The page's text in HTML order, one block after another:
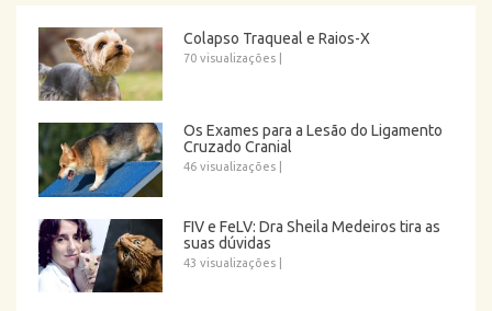
Colapso Traqueal e Raios-X
70 visualizações
Os Exames para a Lesão do Ligamento
Cruzado Cranial
46 visualizações
FIV e FeLV: Dra Sheila Medeiros tira as
suas dúvidas
43 visualizações